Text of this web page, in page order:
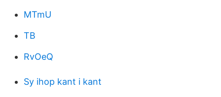
MTmU
TB
RvOeQ
Sy ihop kant i kant